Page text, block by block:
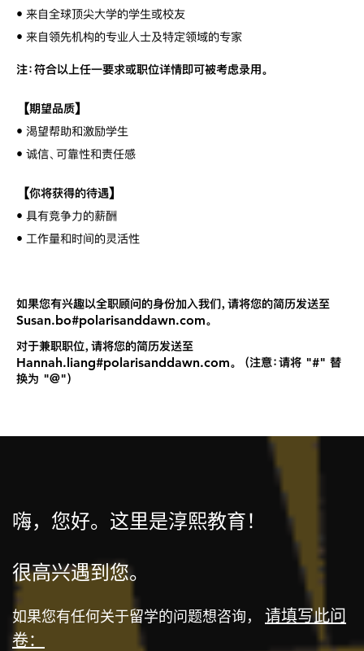
• 来自全球顶尖大学的学生或校友
• 来自领先机构的专业人士及特定领域的专家
注：符合以上任一要求或职位详情即可被考虑录用。
【期望品质】
• 渴望帮助和激励学生
• 诚信、可靠性和责任感
【你将获得的待遇】
• 具有竞争力的薪酬
• 工作量和时间的灵活性
如果您有兴趣以全职顾问的身份加入我们，请将您的简历发送至
Susan.bo#polarisanddawn.com。
对于兼职职位，请将您的简历发送至
Hannah.liang#polarisanddawn.com。 （注意：请将 "#" 替
换为 "@"）
嗨，您好。这里是淳熙教育！
很高兴遇到您。
如果您有任何关于留学的问题想咨询， 请填写此问
卷：